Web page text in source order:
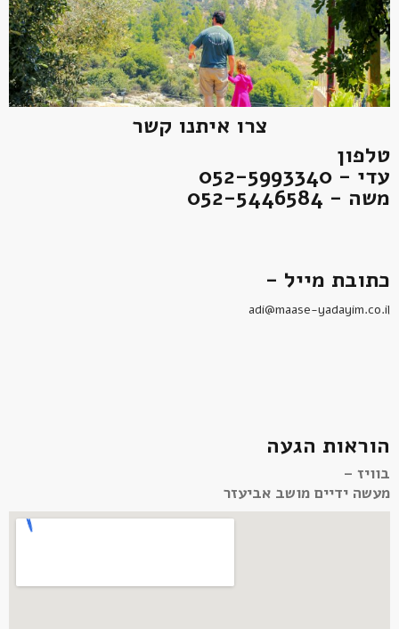
צרו איתנו קשר
טלפון
עדי - 052-5993340
משה - 052-5446584
כתובת מייל -
adi@maase-yadayim.co.il
הוראות הגעה
בוויז –
מעשה ידיים מושב אביעזר